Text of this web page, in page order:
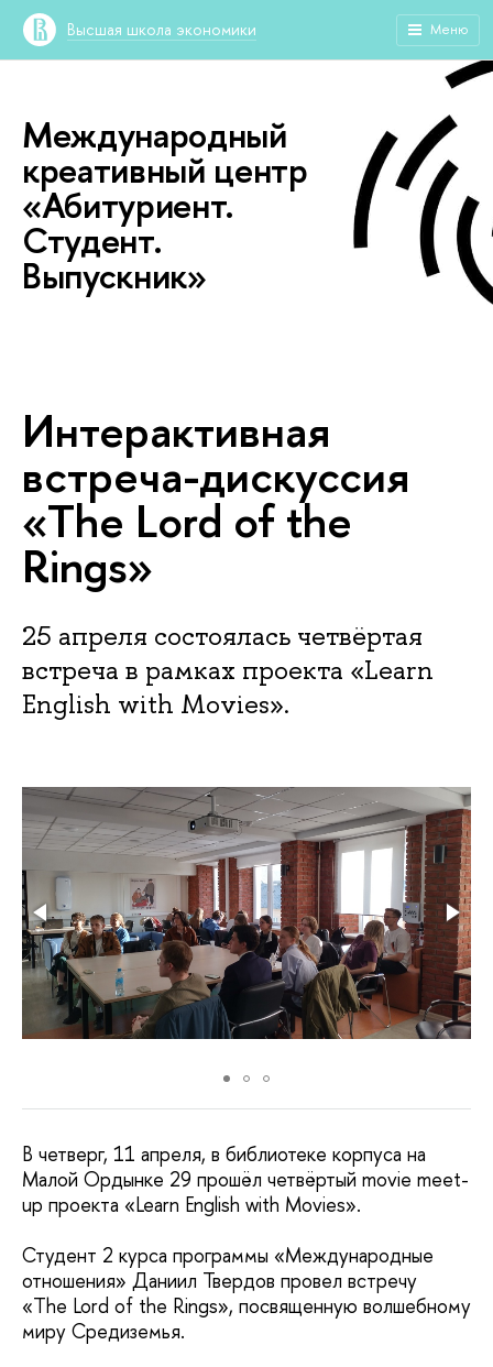
Высшая школа экономики Меню
Международный
креативный центр
«Абитуриент.
Студент.
Выпускник»
Интерактивная
встреча-дискуссия
«The Lord of the
Rings»
25 апреля состоялась четвёртая
встреча в рамках проекта «Learn
English with Movies».
В четверг, 11 апреля, в библиотеке корпуса на
Малой Ордынке 29 прошёл четвёртый movie meet-
up проекта «Learn English with Movies».
Студент 2 курса программы «Международные
отношения» Даниил Твердов провел встречу
«The Lord of the Rings», посвященную волшебному
миру Средиземья.